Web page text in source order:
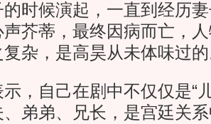
时候演起，一直到经历
芥蒂，最终因病而亡，
复杂，是高昊从未体味
自己在剧中不仅仅是“
、弟弟、兄长，是宫廷关